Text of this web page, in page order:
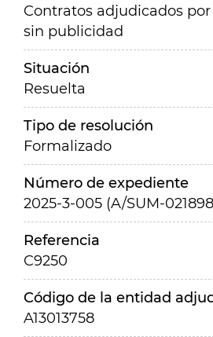
Contratos adjudicados
sin publicidad
Situación
Resuelta
Tipo de resolución
Formalizado
Número de expediente
2025-3-005 (A/SUM-
Referencia
C9250
Código de la entidad
A13013758